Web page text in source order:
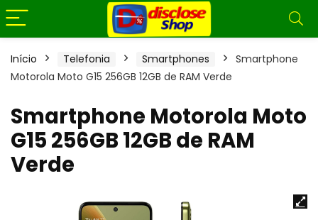
Início Telefonia Smartphones
Smartphone
Motorola Moto G15 256GB 12GB de RAM Verde
Smartphone Motorola Moto
G15 256GB 12GB de RAM
Verde